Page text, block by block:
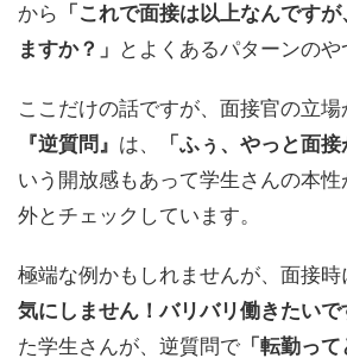
から 「これで面接は以上なんです
ますか？」 とよくあるパターンのや
ここだけの話ですが、面接官の立
『逆質問』 は、 「ふぅ、やっと面
いう開放感もあって学生さんの本
外とチェックしています。
極端な例かもしれませんが、面接時
気にしません！バリバリ働きたいで
た学生さんが、逆質問で 「転勤っ